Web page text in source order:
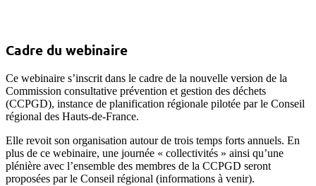
Cadre du webinaire
Ce webinaire s’inscrit dans le cadre de la nouvelle version de la
Commission consultative prévention et gestion des déchets
(CCPGD), instance de planification régionale pilotée par le Conseil
régional des Hauts-de-France.
Elle revoit son organisation autour de trois temps forts annuels. En
plus de ce webinaire, une journée « collectivités » ainsi qu’une
plénière avec l’ensemble des membres de la CCPGD seront
proposées par le Conseil régional (informations à venir).